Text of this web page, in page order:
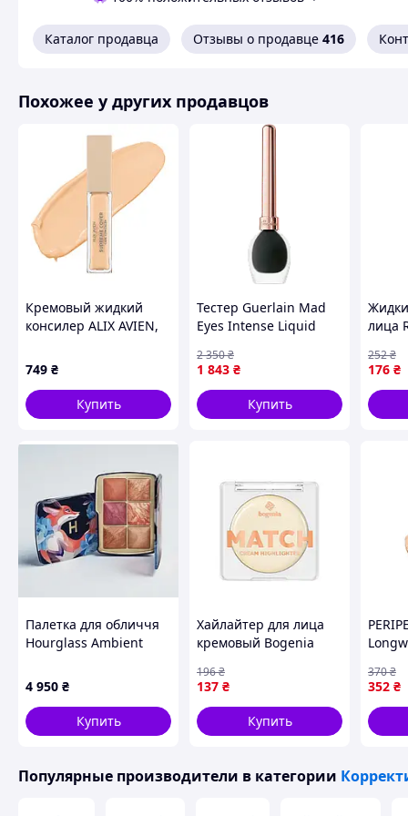
Каталог продавца Отзывы о продавце 416
Похожее у других продавцов
Кремовый жидкий
консилер ALIX AVIEN,
749 ₴
Купить
Тестер Guerlain Mad
Eyes Intense Liquid
1 843 ₴
2 350₴
Купить
лица
176 ₴
252₴
Палетка для обличчя
Hourglass Ambient
Fox 6 х 1,4 g
4 950 ₴
Купить
Хайлайтер для лица
кремовый Bogenia
Highlighter (BG672),
001 Айвори
137 ₴
196₴
Купить
Ivory
352 ₴
370₴
Популярные производители в категории